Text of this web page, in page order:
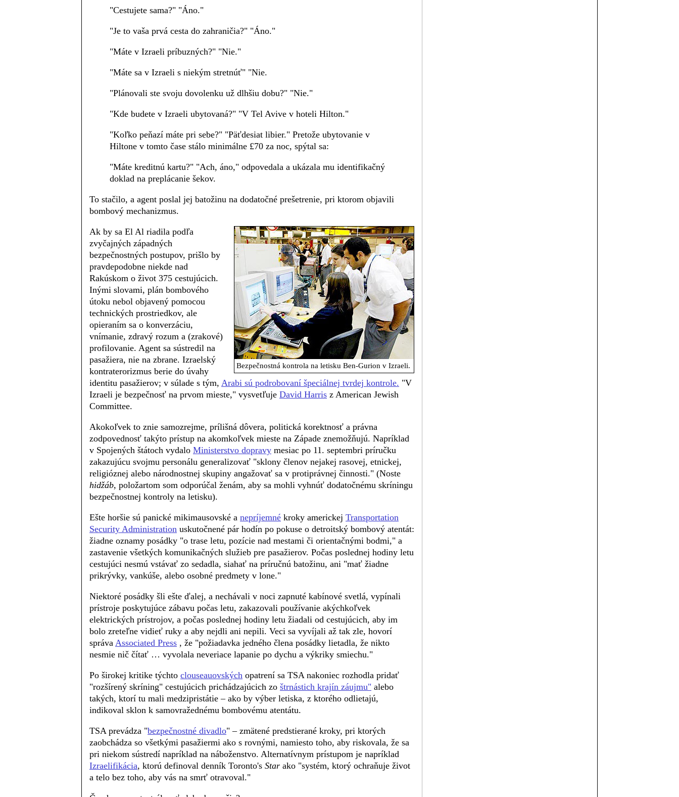
"Cestujete sama?" "Áno."
"Je to vaša prvá cesta do zahraničia?" "Áno."
"Máte v Izraeli príbuzných?" "Nie."
"Máte sa v Izraeli s niekým stretnúť" "Nie.
"Plánovali ste svoju dovolenku už dlhšiu dobu?" "Nie."
"Kde budete v Izraeli ubytovaná?" "V Tel Avive v hoteli Hilton."
"Koľko peňazí máte pri sebe?" "Päťdesiat libier." Pretože ubytovanie v
Hiltone v tomto čase stálo minimálne £70 za noc, spýtal sa:
"Máte kreditnú kartu?" "Ach, áno," odpovedala a ukázala mu identifikačný
doklad na preplácanie šekov.
To stačilo, a agent poslal jej batožinu na dodatočné prešetrenie, pri ktorom objavili
bombový mechanizmus.
Bezpečnostná kontrola na letisku Ben-Gurion v Izraeli.
Ak by sa El Al riadila podľa
zvyčajných západných
bezpečnostných postupov, prišlo by
pravdepodobne niekde nad
Rakúskom o život 375 cestujúcich.
Inými slovami, plán bombového
útoku nebol objavený pomocou
technických prostriedkov, ale
opieraním sa o konverzáciu,
vnímanie, zdravý rozum a (zrakové)
profilovanie. Agent sa sústredil na
pasažiera, nie na zbrane. Izraelský
kontraterorizmus berie do úvahy
identitu pasažierov; v súlade s tým, Arabi sú podrobovaní špeciálnej tvrdej kontrole. "V
Izraeli je bezpečnosť na prvom mieste," vysvetľuje David Harris z American Jewish
Committee.
Akokoľvek to znie samozrejme, prílišná dôvera, politická korektnosť a právna
zodpovednosť takýto prístup na akomkoľvek mieste na Západe znemožňujú. Napríklad
v Spojených štátoch vydalo Ministerstvo dopravy mesiac po 11. septembri príručku
zakazujúcu svojmu personálu generalizovať "sklony členov nejakej rasovej, etnickej,
religióznej alebo národnostnej skupiny angažovať sa v protiprávnej činnosti." (Noste
hidžáb, položartom som odporúčal ženám, aby sa mohli vyhnúť dodatočnému skríningu
bezpečnostnej kontroly na letisku).
Ešte horšie sú panické mikimausovské a nepríjemné kroky americkej Transportation
Security Administration uskutočnené pár hodín po pokuse o detroitský bombový atentát:
žiadne oznamy posádky "o trase letu, pozície nad mestami či orientačnými bodmi," a
zastavenie všetkých komunikačných služieb pre pasažierov. Počas poslednej hodiny letu
cestujúci nesmú vstávať zo sedadla, siahať na príručnú batožinu, ani "mať žiadne
prikrývky, vankúše, alebo osobné predmety v lone."
Niektoré posádky šli ešte ďalej, a nechávali v noci zapnuté kabínové svetlá, vypínali
prístroje poskytujúce zábavu počas letu, zakazovali používanie akýchkoľvek
elektrických prístrojov, a počas poslednej hodiny letu žiadali od cestujúcich, aby im
bolo zreteľne vidieť ruky a aby nejdli ani nepili. Veci sa vyvíjali až tak zle, hovorí
správa Associated Press , že "požiadavka jedného člena posádky lietadla, že nikto
nesmie nič čítať … vyvolala neveriace lapanie po dychu a výkriky smiechu."
Po širokej kritike týchto clouseauovských opatrení sa TSA nakoniec rozhodla pridať
"rozšírený skríning" cestujúcich prichádzajúcich zo štrnástich krajín záujmu" alebo
takých, ktorí tu mali medzipristátie – ako by výber letiska, z ktorého odlietajú,
indikoval sklon k samovražednému bombovému atentátu.
TSA prevádza "bezpečnostné divadlo" – zmätené predstierané kroky, pri ktorých
zaobchádza so všetkými pasažiermi ako s rovnými, namiesto toho, aby riskovala, že sa
pri niekom sústredí napríklad na náboženstvo. Alternatívnym prístupom je napríklad
Izraelifikácia, ktorú definoval denník Toronto's Star ako "systém, ktorý ochraňuje život
a telo bez toho, aby vás na smrť otravoval."